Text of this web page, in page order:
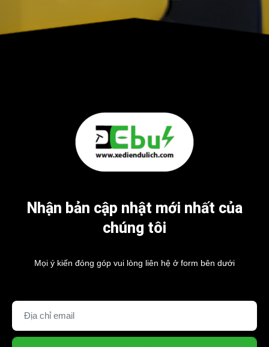
Nhận bản cập nhật mới nhất của
chúng tôi
Mọi ý kiến đóng góp vui lòng liên hệ ở form bên dưới